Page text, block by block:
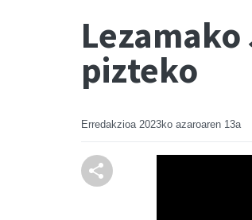
pizteko
Erredakzioa 2023ko azaroaren 13a